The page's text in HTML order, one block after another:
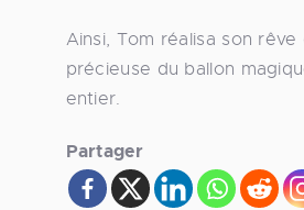
Ainsi, Tom réalisa son
précieuse du ballon
entier.
Partager